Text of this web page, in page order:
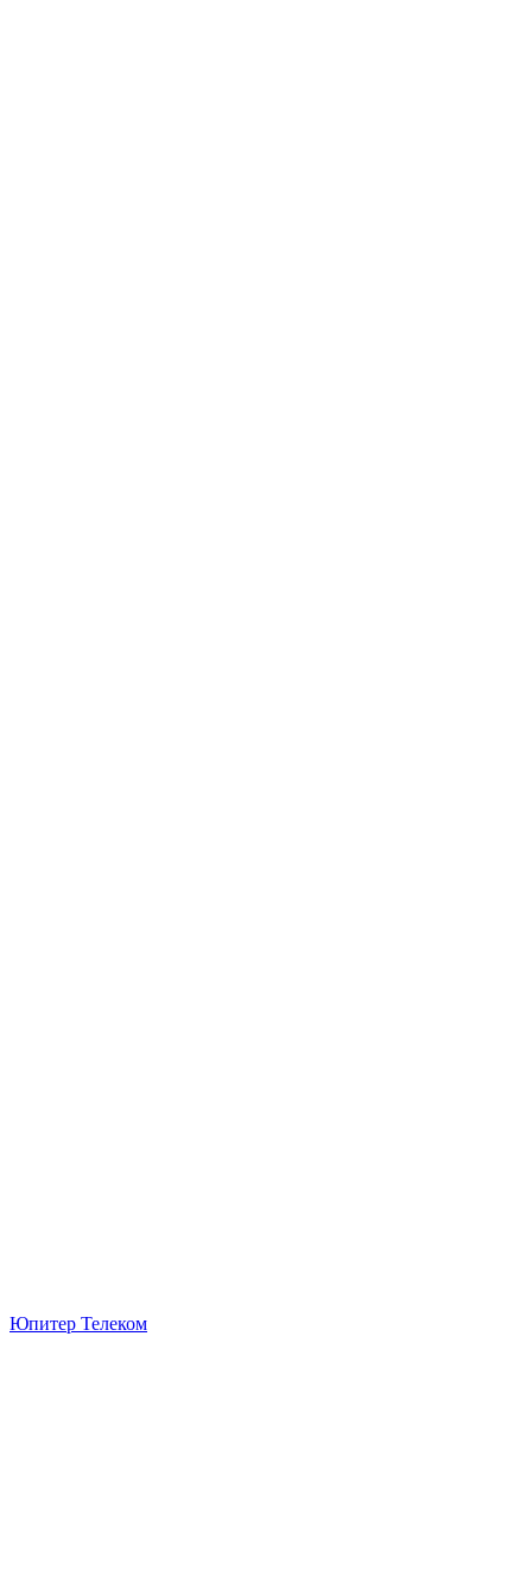
Юпитер Телеком